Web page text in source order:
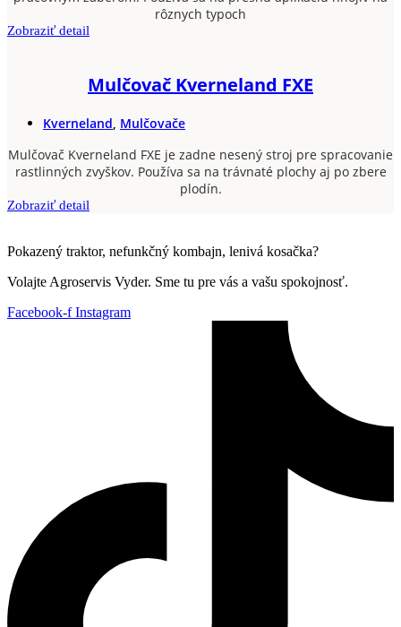
rôznych typoch
Zobraziť detail
Mulčovač Kverneland FXE
Kverneland, Mulčovače
Mulčovač Kverneland FXE je zadne nesený stroj pre spracovanie
rastlinných zvyškov. Používa sa na trávnaté plochy aj po zbere
plodín.
Zobraziť detail
Pokazený traktor, nefunkčný kombajn, lenivá kosačka?
Volajte Agroservis Vyder. Sme tu pre vás a vašu spokojnosť.
Facebook-f Instagram